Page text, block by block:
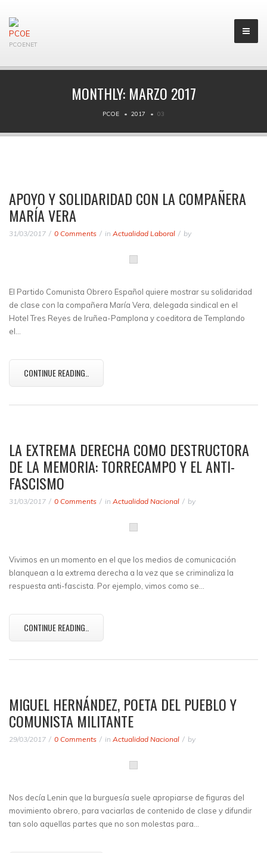
PCOENET
MONTHLY:MARZO 2017
PCOE 2017 03
APOYO Y SOLIDARIDAD CON LA COMPAÑERA
MARÍA VERA
31/03/2017 0 Comments in Actualidad Laboral by
El Partido Comunista Obrero Español quiere mostrar su solidaridad
de clase con la compañera María Vera, delegada sindical en el
Hotel Tres Reyes de Iruñea-Pamplona y coeditora de Templando
el…
CONTINUE READING..
LA EXTREMA DERECHA COMO DESTRUCTORA
DE LA MEMORIA: TORRECAMPO Y EL ANTI-
FASCISMO
31/03/2017 0 Comments in Actualidad Nacional by
Vivimos en un momento en el que los medios de comunicación
blanquean a la extrema derecha a la vez que se criminaliza la
respuesta anti-fascista. Por ejemplo, vimos como se…
CONTINUE READING..
MIGUEL HERNÁNDEZ, POETA DEL PUEBLO Y
COMUNISTA MILITANTE
29/03/2017 0 Comments in Actualidad Nacional by
Nos decía Lenin que la burguesía suele apropiarse de figuras del
movimiento obrero, para vaciarlas de contenido de clase y difundir
tan solo aquellas partes que no son molestas para…